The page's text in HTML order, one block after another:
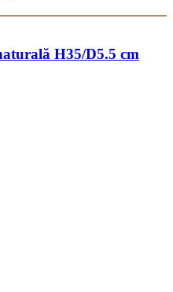
H35/D5.5 cm